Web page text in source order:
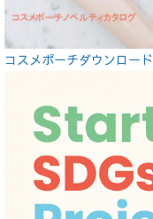
コスメポーチダウンロード